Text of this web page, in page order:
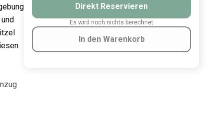
Direkt Reservieren
Es wird noch nichts berechnet
In den Warenkorb